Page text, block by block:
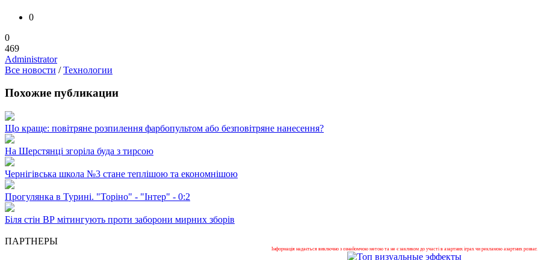
0
0
469
Administrator
Все новости /Технологии
Похожие публикации
Що краще: повітряне розпилення фарбопультом або безповітряне нанесення?
На Шерстянці згоріла буда з тирсою
Чернігівська школа №3 стане теплішою та економнішою
Прогулянка в Турині. "Торіно" - "Інтер" - 0:2
Біля стін ВР мітингують проти заборони мирних зборів
ПАРТНЕРЫ
Інформація надається виключно з ознайомчою метою та не є закликом до участі в азартних іграх чи рекламою азартних розваг.